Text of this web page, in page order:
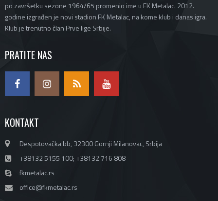
po završetku sezone 1964/65 promenio ime u FK Metalac. 2012.
godine izgrađen je novi stadion FK Metalac, na kome klub i danas igra.
Klub je trenutno član Prve lige Srbije.
PRATITE NAS
KONTAKT
Despotovačka bb, 32300 Gornji Milanovac, Srbija
+38132 5155 100; +38132 716 808
fkmetalac.rs
office@fkmetalac.rs